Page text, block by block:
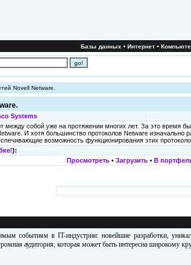
Базы данных•Интернет•
Novell Netware.
Systems
собой уже на протяжении многих лет. За это время
И хотя большинство протоколов Netware
возможность функционирования этих
):
Просмотреть • Загрузить • В
событиям в IT-индустрии: новейшие разработки,
аудитория, которая может быть интересна широкому